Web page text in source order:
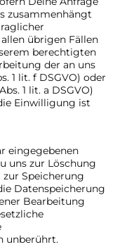
zusammenhängt
übrigen Fällen
berechtigten
der an uns
1 lit. f DSGVO) oder
1 lit. a DSGVO)
Einwilligung ist
eingegebenen
uns zur Löschung
Speicherung
Datenspeicherung
Bearbeitung
unberührt.